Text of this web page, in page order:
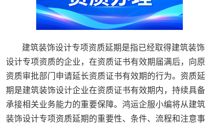
建筑装饰设计专项资质延期是指已经取得建筑装饰
设计专项资质的企业，在资质证书有效期届满后，向原
资质审批部门申请延长资质证书有效期的行为。资质延
期是建筑装饰设计企业在资质证书有效期内，持续具备
承接相关业务能力的重要保障。鸿运企服小编将从建筑
装饰设计专项资质延期的重要性、条件、流程和注意事